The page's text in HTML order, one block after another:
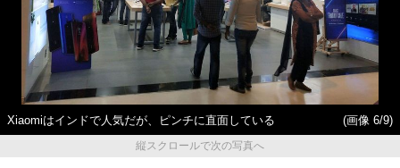
Xiaomiはインドで人気だが、ピンチに直面している
(画像 6/9)
縦スクロールで次の写真へ